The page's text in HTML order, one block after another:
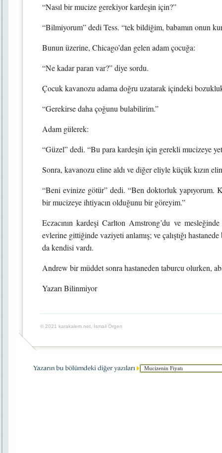
“Nasıl bir mucize gerekiyor kardeşin için?”
“Bilmiyorum” dedi Tess. “tek bildiğim, babamın onun
Bunun üzerine, Chicago’dan gelen adam çocuğa:
“Ne kadar paran var?” diye sordu.
Çocuk kavanozu adama doğru uzatarak içindeki
“Gerekirse daha çoğunu bulabilirim.”
Adam gülerek:
“Güzel” dedi. “Bu para kardeşin için gerekli mucizeye
Sonra, kavanozu eline aldı ve diğer eliyle küçük kızın
“Beni evinize götür” dedi. “Ben doktorluk yapıyorum.
bir mucizeye ihtiyacın olduğunu bir göreyim.”
Eczacının kardeşi Carlton Amstrong’du ve
evlerine gittiğinde vaziyeti anlamış; ve çalıştığı
da kendisi vardı.
Andrew bir müddet sonra hastaneden taburcu olurken,
Yazarı Bilinmiyor
© 2021 karakalem.net, İsmail Örgen